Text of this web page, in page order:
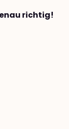
richtig!